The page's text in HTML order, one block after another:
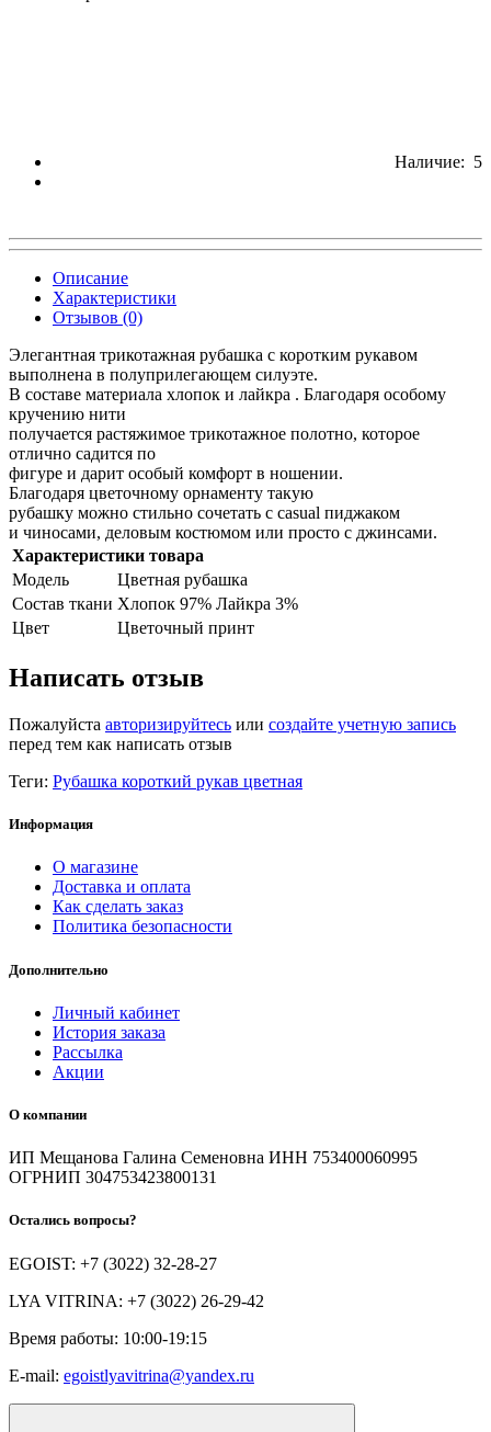
Наличие: 5
Описание
Характеристики
Отзывов (0)
Элегантная трикотажная рубашка с коротким рукавом
выполнена в полуприлегающем силуэте.
В составе материала хлопок и лайкра . Благодаря особому
кручению нити
получается растяжимое трикотажное полотно, которое
отлично садится по
фигуре и дарит особый комфорт в ношении.
Благодаря цветочному орнаменту такую
рубашку можно стильно сочетать с casual пиджаком
и чиносами, деловым костюмом или просто с джинсами.
Характеристики товара
Модель
Цветная рубашка
Состав ткани Хлопок 97% Лайкра 3%
Цвет
Цветочный принт
Написать отзыв
Пожалуйста авторизируйтесь или создайте учетную запись
перед тем как написать отзыв
Теги: Рубашка короткий рукав цветная
Информация
О магазине
Доставка и оплата
Как сделать заказ
Политика безопасности
Дополнительно
Личный кабинет
История заказа
Рассылка
Акции
О компании
ИП Мещанова Галина Семеновна ИНН 753400060995
ОГРНИП 304753423800131
Остались вопросы?
EGOIST: +7 (3022) 32-28-27
LYA VITRINA: +7 (3022) 26-29-42
Время работы: 10:00-19:15
E-mail: egoistlyavitrina@yandex.ru